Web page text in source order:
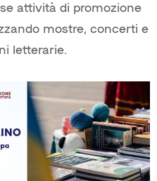
attività di promozione
mostre, concerti e
letterarie.